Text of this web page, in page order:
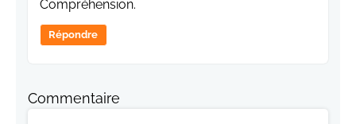
Compréhension.
Répondre
Commentaire